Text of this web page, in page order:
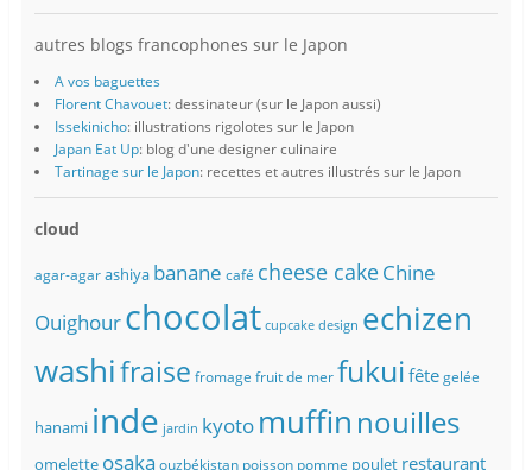
autres blogs francophones sur le Japon
A vos baguettes
Florent Chavouet: dessinateur (sur le Japon aussi)
Issekinicho: illustrations rigolotes sur le Japon
Japan Eat Up: blog d'une designer culinaire
Tartinage sur le Japon: recettes et autres illustrés sur le Japon
cloud
agar-agar ashiya banane café cheese cakeChine
Ouighourchocolat cupcake design echizen
washifraise fromage fruit de mer fukui fête gelée
hanami inde jardin kyoto muffin nouilles
omelette osaka ouzbékistan poisson pomme poulet restaurant